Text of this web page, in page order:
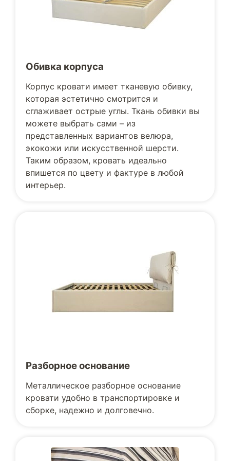
Обивка корпуса
Корпус кровати имеет тканевую обивку,
которая эстетично смотрится и
сглаживает острые углы. Ткань обивки вы
можете выбрать сами – из
представленных вариантов велюра,
экокожи или искусственной шерсти.
Таким образом, кровать идеально
впишется по цвету и фактуре в любой
интерьер.
Разборное основание
Металлическое разборное основание
кровати удобно в транспортировке и
сборке, надежно и долговечно.